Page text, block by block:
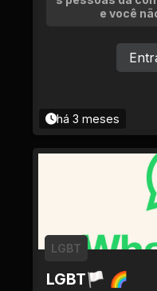
e você
há 3 meses
LGBT🏳 🌈
LGBT